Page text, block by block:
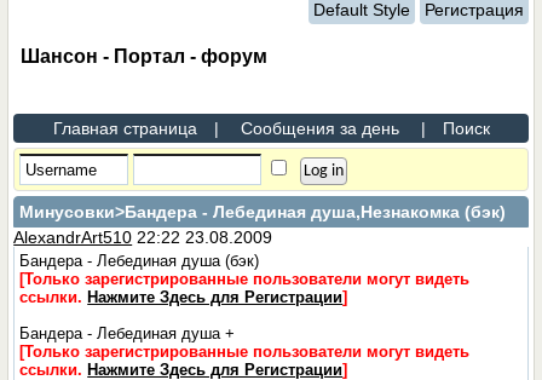
Default Style Регистрация
Шансон - Портал - форум
Главная страница | Сообщения за день | Поиск
Минусовки>Бандера - Лебединая душа,Незнакомка (бэк)
AlexandrArt510 22:22 23.08.2009
Бандера - Лебединая душа (бэк)
[Только зарегистрированные пользователи могут видеть
ссылки. Нажмите Здесь для Регистрации]
Бандера - Лебединая душа +
[Только зарегистрированные пользователи могут видеть
ссылки. Нажмите Здесь для Регистрации]